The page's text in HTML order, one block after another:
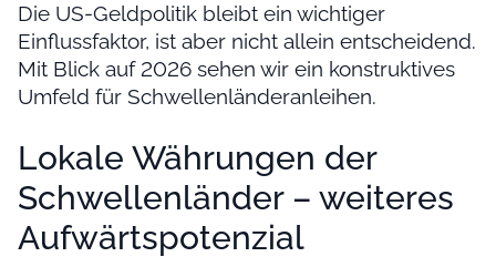
Die US-Geldpolitik bleibt ein wichtiger
Einflussfaktor, ist aber nicht allein entscheidend.
Mit Blick auf 2026 sehen wir ein konstruktives
Umfeld für Schwellenländeranleihen.
Lokale Währungen der
Schwellenländer – weiteres
Aufwärtspotenzial